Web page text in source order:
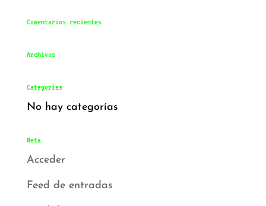
Comentarios recientes
Archivos
Categorías
No hay categorías
Meta
Acceder
Feed de entradas